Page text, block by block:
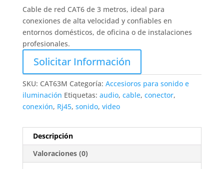
Cable de red CAT6 de 3 metros, ideal para
conexiones de alta velocidad y confiables en
entornos domésticos, de oficina o de instalaciones
profesionales.
Solicitar Información
SKU: CAT63M Categoría: Accesioros para sonido e
iluminación Etiquetas: audio, cable, conector,
conexión, Rj45, sonido, video
Descripción
Valoraciones (0)